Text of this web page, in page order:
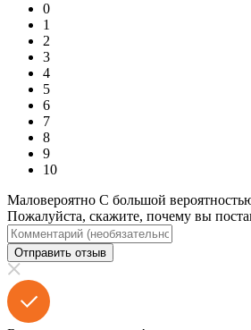
0
1
2
3
4
5
6
7
8
9
10
Маловероятно С большой
Пожалуйста, скажите, почему вы
Отправить отзыв